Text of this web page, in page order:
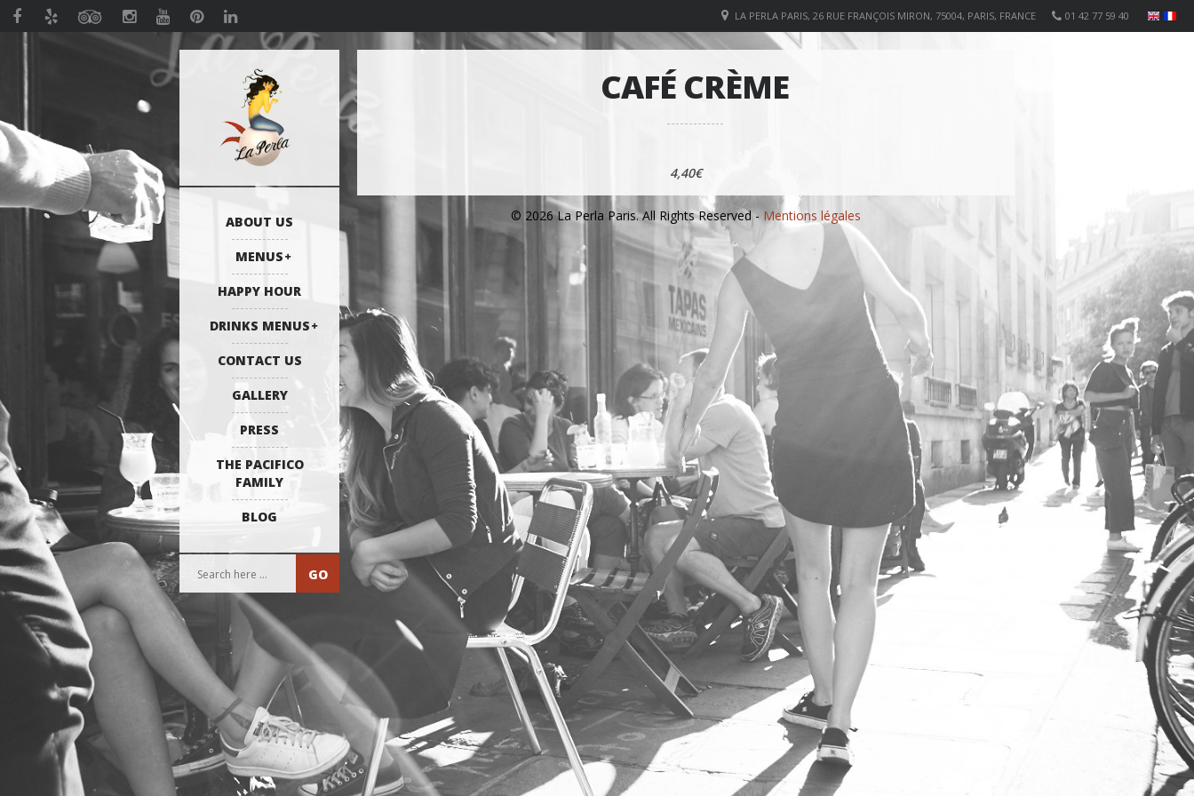
01 42 77 59 40
LA PERLA PARIS, 26 RUE FRANÇOIS MIRON, 75004, PARIS, FRANCE
ABOUT US
MENUS
HAPPY HOUR
DRINKS MENUS
CONTACT US
GALLERY
PRESS
THE PACIFICO
FAMILY
BLOG
CAFÉ CRÈME
4,40€
© 2026 La Perla Paris. All Rights Reserved -Mentions légales